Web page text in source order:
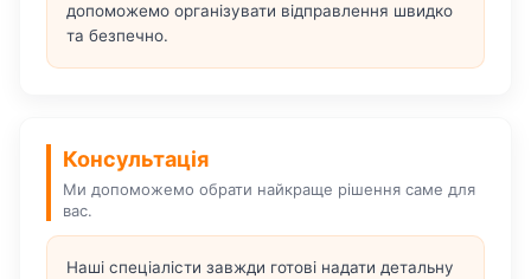
допоможемо організувати відправлення швидко
та безпечно.
Консультація
Ми допоможемо обрати найкраще рішення саме для
вас.
Наші спеціалісти завжди готові надати детальну